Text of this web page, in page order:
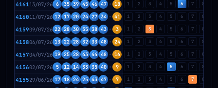
416113/07/26 6 35 39 45 46 47 18 1 2 3 4 5 6 7 8
416011/07/26 12 17 20 24 27 34 41 1 2 3 4 5 6 7 8
415909/07/26 22 28 30 35 38 43 3 1 2 3 4 5 6 7 8
415806/07/26 13 22 28 32 33 48 24 1 2 3 4 5 6 7 8
415704/07/26 19 25 28 43 44 48 16 1 2 3 4 5 6 7 8
415602/07/26 5 12 14 33 35 40 9 1 2 3 4 5 6 7 8
415529/06/26 17 18 24 25 43 47 7 1 2 3 4 5 6 7 8